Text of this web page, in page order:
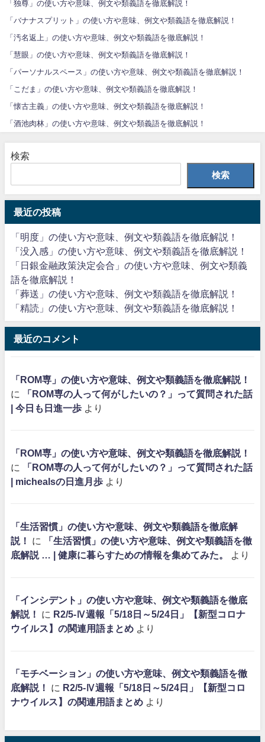
「独尊」の使い方や意味、例文や類義語を徹底解説！
「バナナスプリット」の使い方や意味、例文や類義語を徹底解説！
「汚名返上」の使い方や意味、例文や類義語を徹底解説！
「慧眼」の使い方や意味、例文や類義語を徹底解説！
「パーソナルスペース」の使い方や意味、例文や類義語を徹底解説！
「こだま」の使い方や意味、例文や類義語を徹底解説！
「懐古主義」の使い方や意味、例文や類義語を徹底解説！
「酒池肉林」の使い方や意味、例文や類義語を徹底解説！
検索
検索
最近の投稿
「明度」の使い方や意味、例文や類義語を徹底解説！
「没入感」の使い方や意味、例文や類義語を徹底解説！
「日銀金融政策決定会合」の使い方や意味、例文や類義
語を徹底解説！
「葬送」の使い方や意味、例文や類義語を徹底解説！
「精読」の使い方や意味、例文や類義語を徹底解説！
最近のコメント
「ROM専」の使い方や意味、例文や類義語を徹底解説！
に
「ROM専の人って何がしたいの？」って質問された話
| 今日も日進一歩 より
「ROM専」の使い方や意味、例文や類義語を徹底解説！
に
「ROM専の人って何がしたいの？」って質問された話
| michealsの日進月歩 より
「生活習慣」の使い方や意味、例文や類義語を徹底解
説！
に
「生活習慣」の使い方や意味、例文や類義語を徹
底解説 … | 健康に暮らすための情報を集めてみた。
より
「インシデント」の使い方や意味、例文や類義語を徹底
解説！
に R2/5-Ⅳ週報「5/18日～5/24日」【新型コロナ
ウイルス】の関連用語まとめ より
「モチベーション」の使い方や意味、例文や類義語を徹
底解説！
に R2/5-Ⅳ週報「5/18日～5/24日」【新型コロ
ナウイルス】の関連用語まとめ より